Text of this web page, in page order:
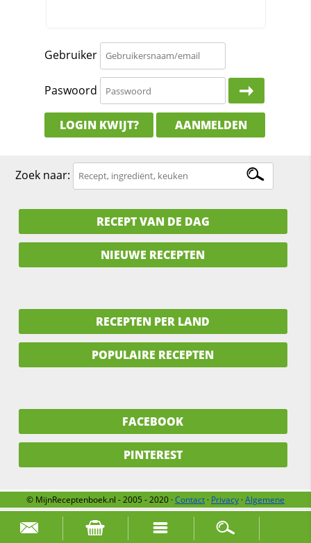
Zoek naar:
Gebruiker
Paswoord
LOGIN KWIJT? AANMELDEN
Zoek naar:
RECEPT VAN DE DAG
NIEUWE RECEPTEN
RECEPTEN PER LAND
POPULAIRE RECEPTEN
FACEBOOK
PINTEREST
© MijnReceptenboek.nl - 2005 - 2020 ·Contact · Privacy ·Algemene
voorwaarden
Over ons